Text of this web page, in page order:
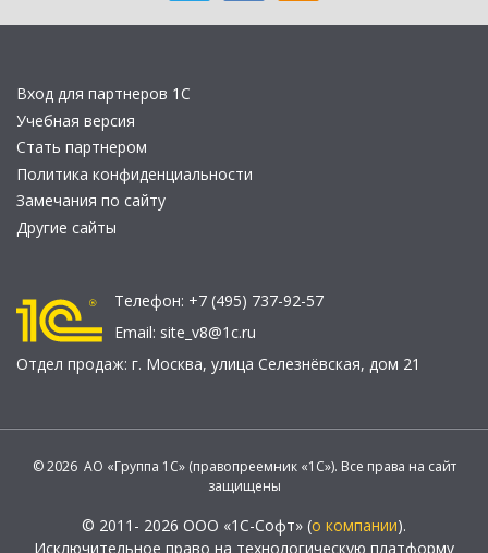
Вход для партнеров 1С
Учебная версия
Стать партнером
Политика конфиденциальности
Замечания по сайту
Другие сайты
Телефон: +7 (495) 737-92-57
Email: site_v8@1c.ru
Отдел продаж: г. Москва, улица Селезнёвская, дом 21
© 2026 АО «Группа 1С» (правопреемник «1С»). Все права на сайт
защищены
© 2011- 2026 ООО «1С-Софт» (о компании).
Исключительное право на технологическую платформу